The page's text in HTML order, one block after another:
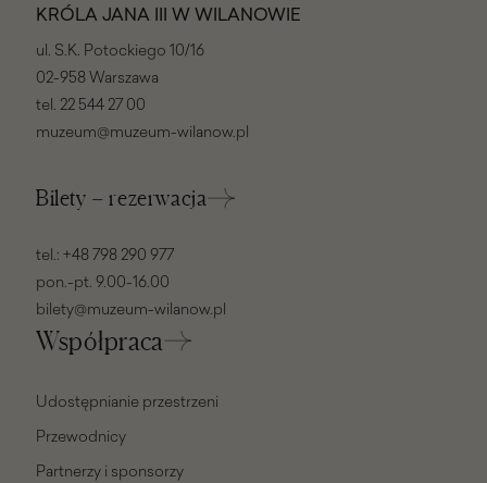
KRÓLA JANA III W WILANOWIE
ul. S.K. Potockiego 10/16
02-958 Warszawa
tel. 22 544 27 00
muzeum@muzeum-wilanow.pl
Bilety – rezerwacja
tel.: +48 798 290 977
pon.-pt. 9.00-16.00
bilety@muzeum-wilanow.pl
Współpraca
Udostępnianie przestrzeni
Przewodnicy
Partnerzy i sponsorzy